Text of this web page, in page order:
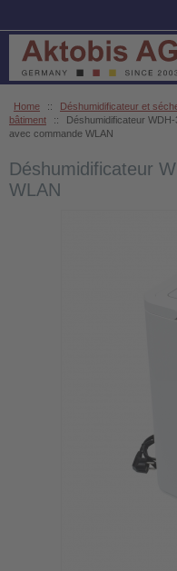
Home ::
Déshumidificateur et
bâtiment
::
Déshumidificateur WDH-
avec commande WLAN
Déshumidificateur
WLAN